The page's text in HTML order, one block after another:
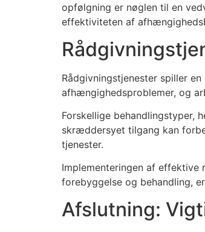
opfølgning er nøglen til en
effektiviteten af
Rådgivningstjenester spiller
afhængighedsproblemer, og
Forskellige behandlingstyper,
skræddersyet tilgang kan
tjenester.
Implementeringen af effektive
forebyggelse og behandling,
Afslutning: